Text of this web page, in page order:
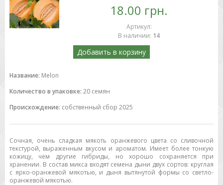
18.00 грн.
Артикул:
В наличии: 14
Добавить в корзину
Название: Melon
Количество в упаковке: 20 семян
Происхождение: собственный сбор 2025
Сочная, очень сладкая мякоть оранжевого цвета со сливочной
текстурой, выраженным вкусом и ароматом. Имеет более тонкую
кожицу, чем другие гибриды, но хорошо сохраняется при
хранении. В состав микса входят семена дыни двух сортов: круглая
с ярко-оранжевой мякотью, и дыня вытянутой формы со светло-
оранжевой мякотью.